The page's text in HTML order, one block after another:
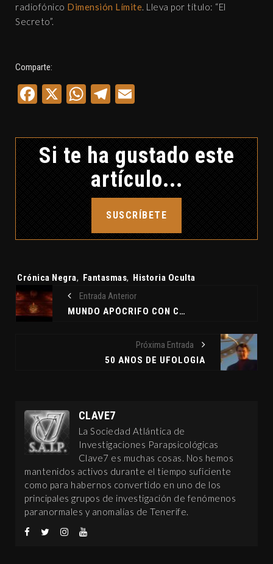
radiofónico Dimensión Límite . Lleva por título: “El
Secreto”.
Comparte:
Facebook
X WhatsApp
Telegram
Si te ha gustado este
artículo...
SUSCRÍBETE
Etiquetas:
Crónica Negra, Fantasmas, Historia Oculta
Entrada Anterior
MUNDO APÓCRIFO CON CRISTO T.
Próxima Entrada
50 AÑOS DE UFOLOGIA
CLAVE7
La Sociedad Atlántica de
Investigaciones Parapsicológicas
Clave7 es muchas cosas. Nos hemos
mantenidos activos durante el tiempo suficiente
como para habernos convertido en uno de los
principales grupos de investigación de fenómenos
paranormales y anomalías de Tenerife.